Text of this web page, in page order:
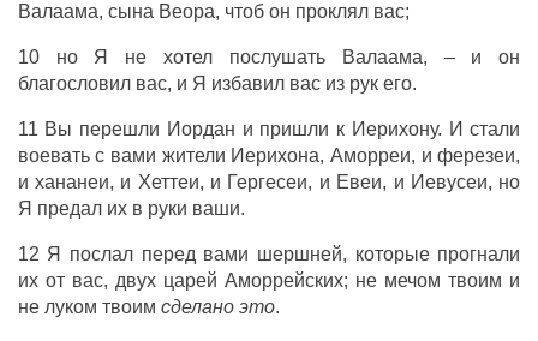
Валаама, сына Веора, чтоб он проклял вас;
10 но Я не хотел послушать Валаама, – и он
благословил вас, и Я избавил вас из рук его.
11 Вы перешли Иордан и пришли к Иерихону. И стали
воевать с вами жители Иерихона, Аморреи, и ферезеи,
и хананеи, и Хеттеи, и Гергесеи, и Евеи, и Иевусеи, но
Я предал их в руки ваши.
12 Я послал перед вами шершней, которые прогнали
их от вас, двух царей Аморрейских; не мечом твоим и
не луком твоим сделано это.